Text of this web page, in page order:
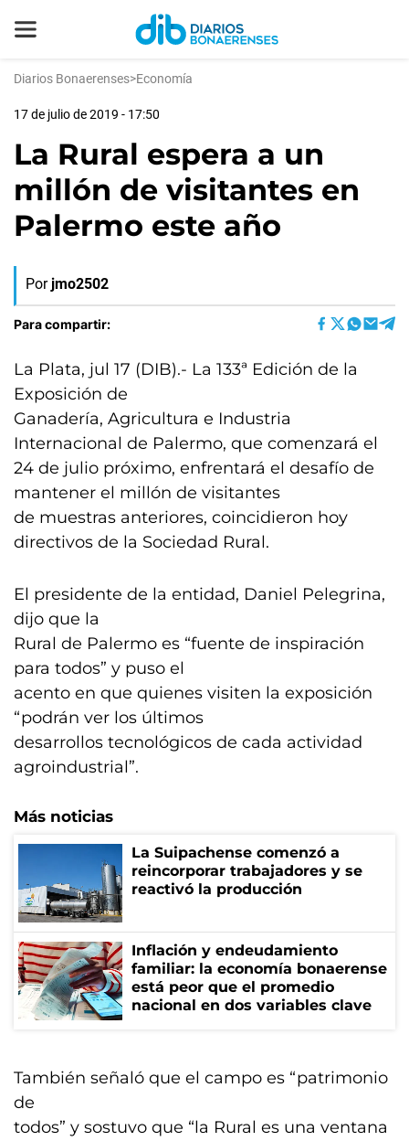
Diarios Bonaerenses>Economía
17 de julio de 2019 - 17:50
La Rural espera a un
millón de visitantes en
Palermo este año
Por jmo2502
Para compartir:
La Plata, jul 17 (DIB).- La 133ª Edición de la
Exposición de
Ganadería, Agricultura e Industria
Internacional de Palermo, que comenzará el
24 de julio próximo, enfrentará el desafío de
mantener el millón de visitantes
de muestras anteriores, coincidieron hoy
directivos de la Sociedad Rural.
El presidente de la entidad, Daniel Pelegrina,
dijo que la
Rural de Palermo es “fuente de inspiración
para todos” y puso el
acento en que quienes visiten la exposición
“podrán ver los últimos
desarrollos tecnológicos de cada actividad
agroindustrial”.
Más noticias
La Suipachense comenzó a
reincorporar trabajadores y se
reactivó la producción
Inflación y endeudamiento
familiar: la economía bonaerense
está peor que el promedio
nacional en dos variables clave
También señaló que el campo es “patrimonio
de
todos” y sostuvo que “la Rural es una ventana